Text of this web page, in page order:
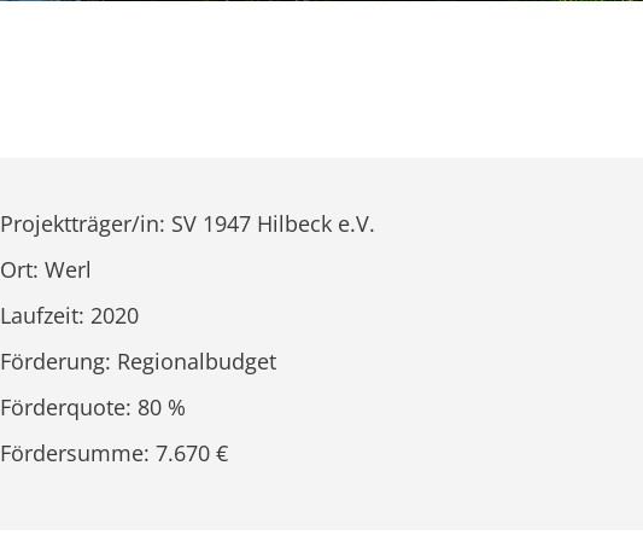
Projektträger/in: SV 1947 Hilbeck e.V.
Ort: Werl
Laufzeit: 2020
Förderung: Regionalbudget
Förderquote: 80 %
Fördersumme: 7.670 €